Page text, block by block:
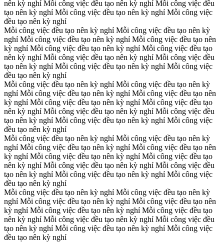
nên kỳ nghỉ Mỗi công việc đều tạo nên kỳ nghỉ Mỗi công việc đều
tạo nên kỳ nghỉ Mỗi công việc đều tạo nên kỳ nghỉ Mỗi công việc
đều tạo nên kỳ nghỉ
Mỗi công việc đều tạo nên kỳ nghỉ Mỗi công việc đều tạo nên kỳ
nghỉ Mỗi công việc đều tạo nên kỳ nghỉ Mỗi công việc đều tạo nên
kỳ nghỉ Mỗi công việc đều tạo nên kỳ nghỉ Mỗi công việc đều tạo
nên kỳ nghỉ Mỗi công việc đều tạo nên kỳ nghỉ Mỗi công việc đều
tạo nên kỳ nghỉ Mỗi công việc đều tạo nên kỳ nghỉ Mỗi công việc
đều tạo nên kỳ nghỉ
Mỗi công việc đều tạo nên kỳ nghỉ Mỗi công việc đều tạo nên kỳ
nghỉ Mỗi công việc đều tạo nên kỳ nghỉ Mỗi công việc đều tạo nên
kỳ nghỉ Mỗi công việc đều tạo nên kỳ nghỉ Mỗi công việc đều tạo
nên kỳ nghỉ Mỗi công việc đều tạo nên kỳ nghỉ Mỗi công việc đều
tạo nên kỳ nghỉ Mỗi công việc đều tạo nên kỳ nghỉ Mỗi công việc
đều tạo nên kỳ nghỉ
Mỗi công việc đều tạo nên kỳ nghỉ Mỗi công việc đều tạo nên kỳ
nghỉ Mỗi công việc đều tạo nên kỳ nghỉ Mỗi công việc đều tạo nên
kỳ nghỉ Mỗi công việc đều tạo nên kỳ nghỉ Mỗi công việc đều tạo
nên kỳ nghỉ Mỗi công việc đều tạo nên kỳ nghỉ Mỗi công việc đều
tạo nên kỳ nghỉ Mỗi công việc đều tạo nên kỳ nghỉ Mỗi công việc
đều tạo nên kỳ nghỉ
Mỗi công việc đều tạo nên kỳ nghỉ Mỗi công việc đều tạo nên kỳ
nghỉ Mỗi công việc đều tạo nên kỳ nghỉ Mỗi công việc đều tạo nên
kỳ nghỉ Mỗi công việc đều tạo nên kỳ nghỉ Mỗi công việc đều tạo
nên kỳ nghỉ Mỗi công việc đều tạo nên kỳ nghỉ Mỗi công việc đều
tạo nên kỳ nghỉ Mỗi công việc đều tạo nên kỳ nghỉ Mỗi công việc
đều tạo nên kỳ nghỉ